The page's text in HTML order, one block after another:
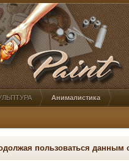
Анималистика
пользоваться